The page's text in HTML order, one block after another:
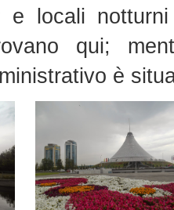
e locali
qui;
è